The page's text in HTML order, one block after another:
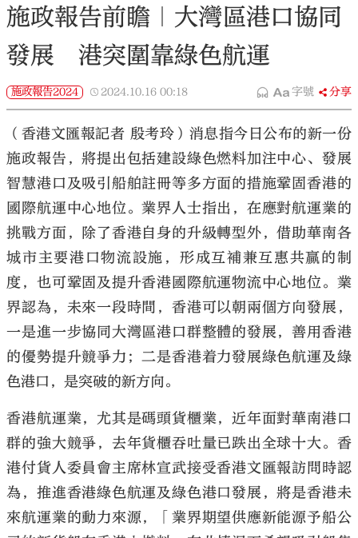
施政報告前瞻｜大灣區港口協同
發展 港突圍靠綠色航運
施政報告2024 2024.10.16 00:18 字號 分享
（香港文匯報記者 殷考玲）消息指今日公布的新一份
施政報告，將提出包括建設綠色燃料加注中心、發展
智慧港口及吸引船舶註冊等多方面的措施鞏固香港的
國際航運中心地位。業界人士指出，在應對航運業的
挑戰方面，除了香港自身的升級轉型外，借助華南各
城市主要港口物流設施，形成互補兼互惠共贏的制
度，也可鞏固及提升香港國際航運物流中心地位。業
界認為，未來一段時間，香港可以朝兩個方向發展，
一是進一步協同大灣區港口群整體的發展，善用香港
的優勢提升競爭力；二是香港着力發展綠色航運及綠
色港口，是突破的新方向。
香港航運業，尤其是碼頭貨櫃業，近年面對華南港口
群的強大競爭，去年貨櫃吞吐量已跌出全球十大。香
港付貨人委員會主席林宣武接受香港文匯報訪問時認
為，推進香港綠色航運及綠色港口發展，將是香港未
來航運業的動力來源，「業界期望供應新能源予船公